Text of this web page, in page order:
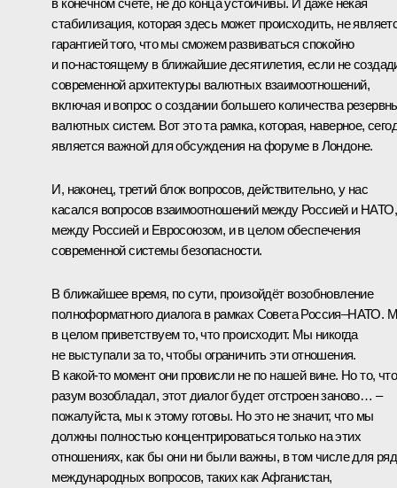
стабилизация, которая здесь может происходить, не
гарантией того, что мы сможем развиваться спокойно
и по‑настоящему в ближайшие десятилетия, если не
современной архитектуры валютных взаимоотношений,
включая и вопрос о создании большего количества
валютных систем. Вот это та рамка, которая, наверное,
является важной для обсуждения на форуме в Лондоне.
И, наконец, третий блок вопросов, действительно, у нас
касался вопросов взаимоотношений между Россией и НАТО,
между Россией и Евросоюзом, и в целом обеспечения
современной системы безопасности.
В ближайшее время, по сути, произойдёт возобновление
полноформатного диалога в рамках Совета Россия–НАТО.
в целом приветствуем то, что происходит. Мы никогда
не выступали за то, чтобы ограничить эти отношения.
В какой‑то момент они провисли не по нашей вине. Но то, что
разум возобладал, этот диалог будет отстроен заново… –
пожалуйста, мы к этому готовы. Но это не значит, что мы
должны полностью концентрироваться только на этих
отношениях, как бы они ни были важны, в том числе для
международных вопросов, таких как Афганистан,